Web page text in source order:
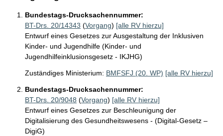
Bundestags-Drucksachennummer:
BT-Drs. 20/14343 (Vorgang) [alle RV hierzu]
Entwurf eines Gesetzes zur Ausgestaltung der Inklusiven
Kinder- und Jugendhilfe (Kinder- und
Jugendhilfeinklusionsgesetz - IKJHG)
Zuständiges Ministerium: BMFSFJ (20. WP) [alle RV hierzu]
Bundestags-Drucksachennummer:
BT-Drs. 20/9048 (Vorgang) [alle RV hierzu]
Entwurf eines Gesetzes zur Beschleunigung der
Digitalisierung des Gesundheitswesens - (Digital-Gesetz –
DigiG)